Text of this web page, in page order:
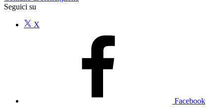
Seguici su
X
Facebook